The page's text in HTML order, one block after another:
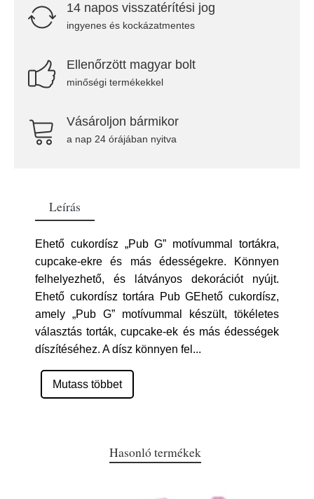
14 napos visszatérítési jog
ingyenes és kockázatmentes
Ellenőrzött magyar bolt
minőségi termékekkel
Vásároljon bármikor
a nap 24 órájában nyitva
Leírás
Ehető cukordísz „Pub G” motívummal tortákra,
cupcake-ekre és más édességekre. Könnyen
felhelyezhető, és látványos dekorációt nyújt.
Ehető cukordísz tortára Pub GEhető cukordísz,
amely „Pub G” motívummal készült, tökéletes
választás torták, cupcake-ek és más édességek
díszítéséhez. A dísz könnyen fel ...
Mutass többet
Hasonló termékek